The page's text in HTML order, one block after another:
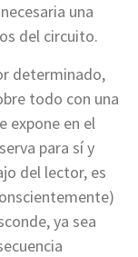
una
del circuito.
determinado,
todo con una
expone en el
para sí y
del lector, es
ya sea